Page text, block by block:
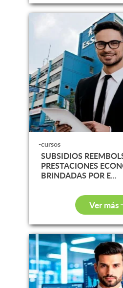
-cursos
SUBSIDIOS
PRESTACIONES
BRINDADAS POR E...
Ver más